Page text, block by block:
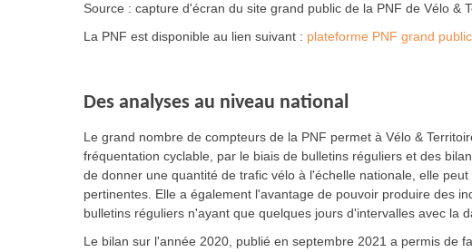
Source : capture d'écran du site grand public de la PNF de Vélo &
La PNF est disponible au lien suivant : plateforme PNF grand public
Des analyses au niveau national
Le grand nombre de compteurs de la PNF permet à Vélo &
fréquentation cyclable, par le biais de bulletins réguliers et des
de donner une quantité de trafic vélo à l'échelle nationale, elle
pertinentes. Elle a également l'avantage de pouvoir produire des
bulletins réguliers n'ayant que quelques jours d'intervalles avec la
Le bilan sur l'année 2020, publié en septembre 2021 a permis de